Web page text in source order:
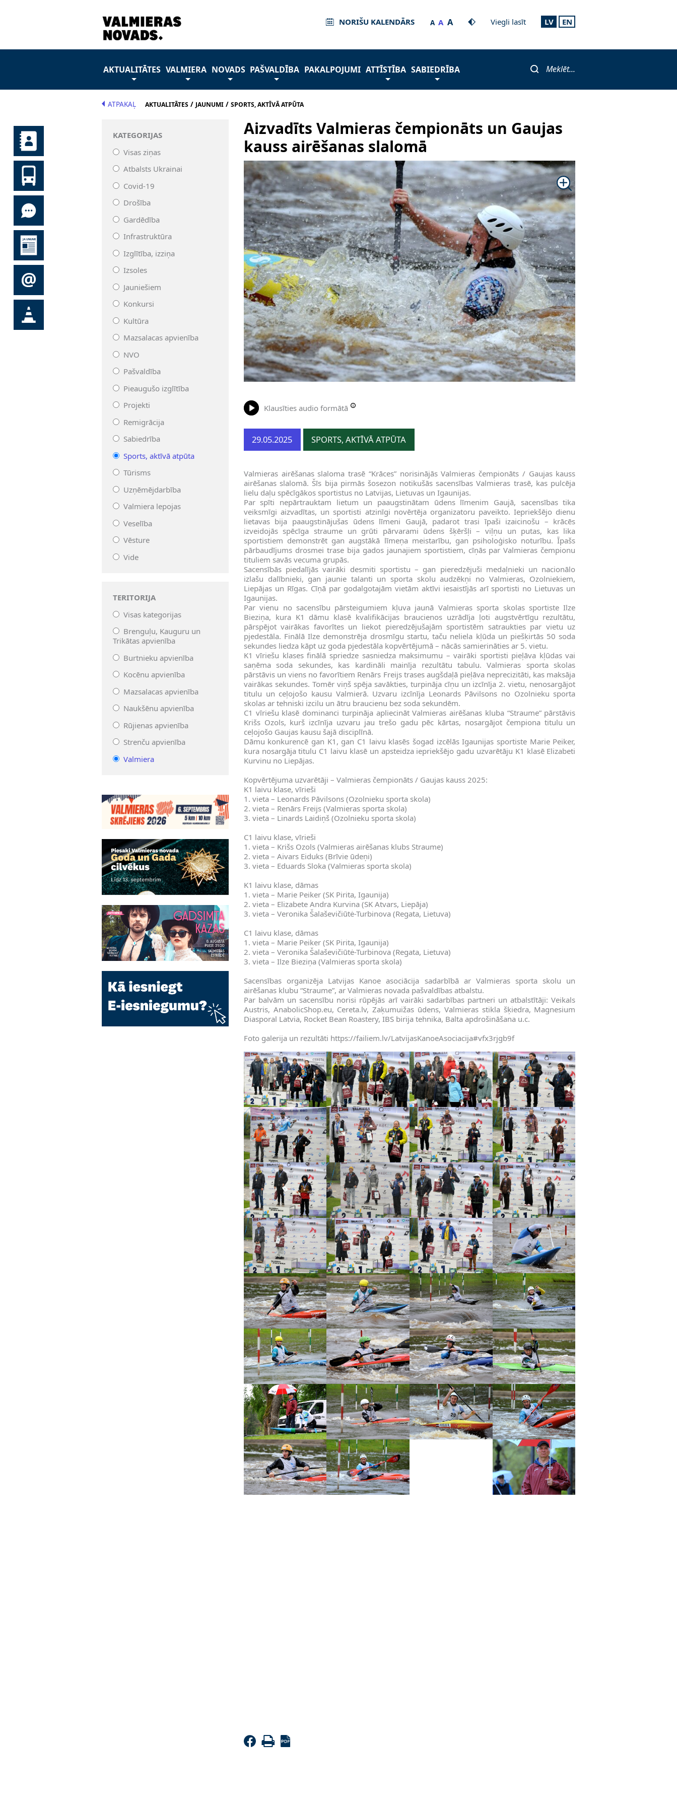
NORIŠU KALENDĀRS A A A Viegli lasīt LV EN
AKTUALITĀTES VALMIERA NOVADS PAŠVALDĪBA PAKALPOJUMI ATTĪSTĪBA SABIEDRĪBA Meklēt...
ATPAKAĻ AKTUALITĀTES/ JAUNUMI/ SPORTS, AKTĪVĀ ATPŪTA
KATEGORIJAS
Visas ziņas
Atbalsts Ukrainai
Covid-19
Drošība
Gardēdība
Infrastruktūra
Izglītība, izziņa
Izsoles
Jauniešiem
Konkursi
Kultūra
Mazsalacas apvienība
NVO
Pašvaldība
Pieaugušo izglītība
Projekti
Remigrācija
Sabiedrība
Sports, aktīvā atpūta
Tūrisms
Uzņēmējdarbība
Valmiera lepojas
Veselība
Vēsture
Vide
TERITORIJA
Visas kategorijas
Brenguļu, Kauguru un
Trikātas apvienība
Burtnieku apvienība
Kocēnu apvienība
Mazsalacas apvienība
Naukšēnu apvienība
Rūjienas apvienība
Strenču apvienība
Valmiera
Aizvadīts Valmieras čempionāts un Gaujas
kauss airēšanas slalomā
Klausīties audio formātā
29.05.2025 SPORTS, AKTĪVĀ ATPŪTA
Valmieras airēšanas slaloma trasē “Krāces” norisinājās Valmieras čempionāts / Gaujas kauss
airēšanas slalomā. Šīs bija pirmās šosezon notikušās sacensības Valmieras trasē, kas pulcēja
lielu daļu spēcīgākos sportistus no Latvijas, Lietuvas un Igaunijas.
Par spīti nepārtrauktam lietum un paaugstinātam ūdens līmenim Gaujā, sacensības tika
veiksmīgi aizvadītas, un sportisti atzinīgi novērtēja organizatoru paveikto. Iepriekšējo dienu
lietavas bija paaugstinājušas ūdens līmeni Gaujā, padarot trasi īpaši izaicinošu – krācēs
izveidojās spēcīga straume un grūti pārvarami ūdens šķēršļi – viļņu un putas, kas lika
sportistiem demonstrēt gan augstākā līmeņa meistarību, gan psiholoģisko noturību. Īpašs
pārbaudījums drosmei trase bija gados jaunajiem sportistiem, cīņās par Valmieras čempionu
tituliem savās vecuma grupās.
Sacensībās piedalījās vairāki desmiti sportistu – gan pieredzējuši medaļnieki un nacionālo
izlašu dalībnieki, gan jaunie talanti un sporta skolu audzēkņi no Valmieras, Ozolniekiem,
Liepājas un Rīgas. Cīņā par godalgotajām vietām aktīvi iesaistījās arī sportisti no Lietuvas un
Igaunijas.
Par vienu no sacensību pārsteigumiem kļuva jaunā Valmieras sporta skolas sportiste Ilze
Bieziņa, kura K1 dāmu klasē kvalifikācijas braucienos uzrādīja ļoti augstvērtīgu rezultātu,
pārspējot vairākas favorītes un liekot pieredzējušajām sportistēm satraukties par vietu uz
pjedestāla. Finālā Ilze demonstrēja drosmīgu startu, taču neliela kļūda un piešķirtās 50 soda
sekundes liedza kāpt uz goda pjedestāla kopvērtējumā – nācās samierināties ar 5. vietu.
K1 vīriešu klases finālā spriedze sasniedza maksimumu – vairāki sportisti pieļāva kļūdas vai
saņēma soda sekundes, kas kardināli mainīja rezultātu tabulu. Valmieras sporta skolas
pārstāvis un viens no favorītiem Renārs Freijs trases augšdaļā pieļāva neprecizitāti, kas maksāja
vairākas sekundes. Tomēr viņš spēja savākties, turpināja cīņu un izcīnīja 2. vietu, nenosargājot
titulu un ceļojošo kausu Valmierā. Uzvaru izcīnīja Leonards Pāvilsons no Ozolnieku sporta
skolas ar tehniski izcilu un ātru braucienu bez soda sekundēm.
C1 vīriešu klasē dominanci turpināja apliecināt Valmieras airēšanas kluba “Straume” pārstāvis
Krišs Ozols, kurš izcīnīja uzvaru jau trešo gadu pēc kārtas, nosargājot čempiona titulu un
ceļojošo Gaujas kausu šajā disciplīnā.
Dāmu konkurencē gan K1, gan C1 laivu klasēs šogad izcēlās Igaunijas sportiste Marie Peiker,
kura nosargāja titulu C1 laivu klasē un apsteidza iepriekšējo gadu uzvarētāju K1 klasē Elizabeti
Kurvinu no Liepājas.
Kopvērtējuma uzvarētāji – Valmieras čempionāts / Gaujas kauss 2025:
K1 laivu klase, vīrieši
1. vieta – Leonards Pāvilsons (Ozolnieku sporta skola)
2. vieta – Renārs Freijs (Valmieras sporta skola)
3. vieta – Linards Laidiņš (Ozolnieku sporta skola)
C1 laivu klase, vīrieši
1. vieta – Krišs Ozols (Valmieras airēšanas klubs Straume)
2. vieta – Aivars Eiduks (Brīvie ūdeņi)
3. vieta – Eduards Sloka (Valmieras sporta skola)
K1 laivu klase, dāmas
1. vieta – Marie Peiker (SK Pirita, Igaunija)
2. vieta – Elizabete Andra Kurvina (SK Atvars, Liepāja)
3. vieta – Veronika Šalaševičiūtė-Turbinova (Regata, Lietuva)
C1 laivu klase, dāmas
1. vieta – Marie Peiker (SK Pirita, Igaunija)
2. vieta – Veronika Šalaševičiūtė-Turbinova (Regata, Lietuva)
3. vieta – Ilze Bieziņa (Valmieras sporta skola)
Sacensības organizēja Latvijas Kanoe asociācija sadarbībā ar Valmieras sporta skolu un
airēšanas klubu “Straume”, ar Valmieras novada pašvaldības atbalstu.
Par balvām un sacensību norisi rūpējās arī vairāki sadarbības partneri un atbalstītāji: Veikals
Austris, AnabolicShop.eu, Cereta.lv, Zaķumuižas ūdens, Valmieras stikla šķiedra, Magnesium
Diasporal Latvia, Rocket Bean Roastery, IBS birija tehnika, Balta apdrošināšana u.c.
Foto galerija un rezultāti https://failiem.lv/LatvijasKanoeAsociacija#vfx3rjgb9f